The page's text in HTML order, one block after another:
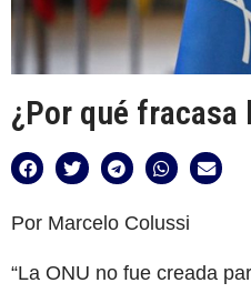
¿Por qué fracasa
Por Marcelo Colussi
“La ONU no fue creada